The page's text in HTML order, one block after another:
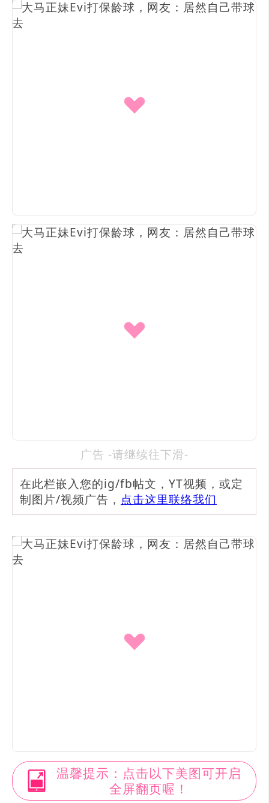
广告 -请继续往下滑-
在此栏嵌入您的ig/fb帖文，YT视频，或定
制图片/视频广告， 点击这里联络我们
温馨提示：点击以下美图可开启
全屏翻页喔！